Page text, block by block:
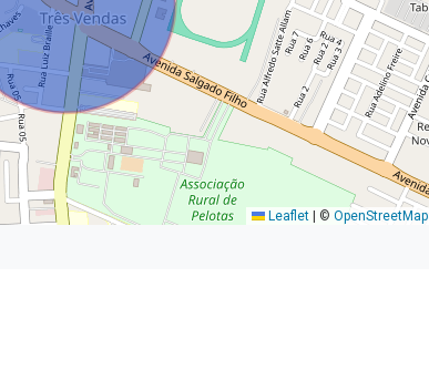
Leaflet | © OpenStreetMap